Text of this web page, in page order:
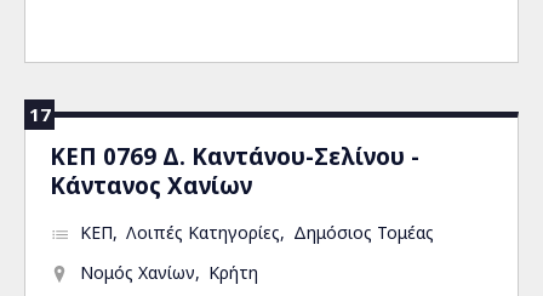
17
ΚΕΠ 0769 Δ. Καντάνου-Σελίνου -
Κάντανος Χανίων
ΚΕΠ Λοιπές Κατηγορίες
Δημόσιος Τομέας
Νομός Χανίων
Κρήτη